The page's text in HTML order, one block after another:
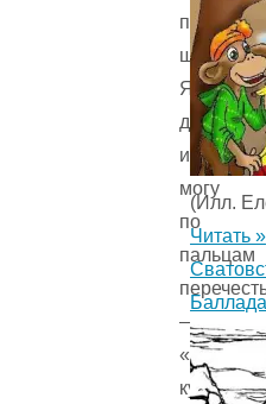
пять-
шесть:
Я
даже
их
могу
по
пальцам
—
«Чем
кумушек
(Илл.
Читать »